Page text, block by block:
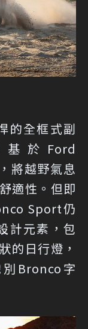
的全框式副
於Ford
將越野氣息
適性。但即
Sport仍
計元素，包
的日行燈，
Bronco字